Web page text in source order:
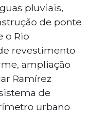
pluviais,
de ponte
o Rio
revestimento
ampliação
Ramírez
de
urbano